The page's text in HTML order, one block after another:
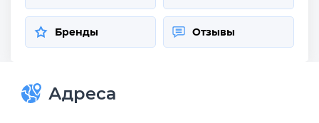
Бренды Отзывы
Адреса